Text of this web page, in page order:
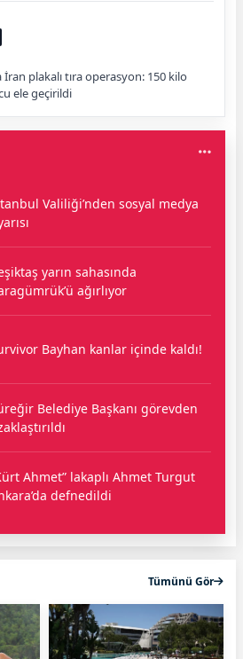
plakalı tıra operasyon: 150 kilo
ele geçirildi
Valiliği’nden sosyal medya
yarın sahasında
ağırlıyor
Bayhan kanlar içinde kaldı!
Belediye Başkanı görevden
Ahmet” lakaplı Ahmet Turgut
defnedildi
Tümünü Gör